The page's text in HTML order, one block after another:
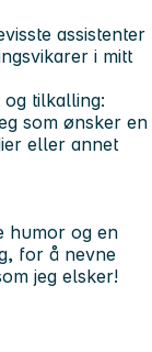
assistenter
i mitt
tilkalling:
som ønsker en
eller annet
humor og en
for å nevne
jeg elsker!